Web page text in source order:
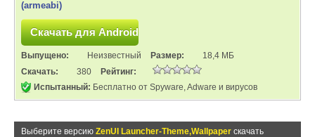
(armeabi)
Выпущено: Неизвестный Размер:
18,4 МБ
Скачать:
380
Рейтинг:
Испытанный: Бесплатно от Spyware, Adware и вирусов
Выберите версию ZenUI Launcher-Theme,Wallpaper скачать